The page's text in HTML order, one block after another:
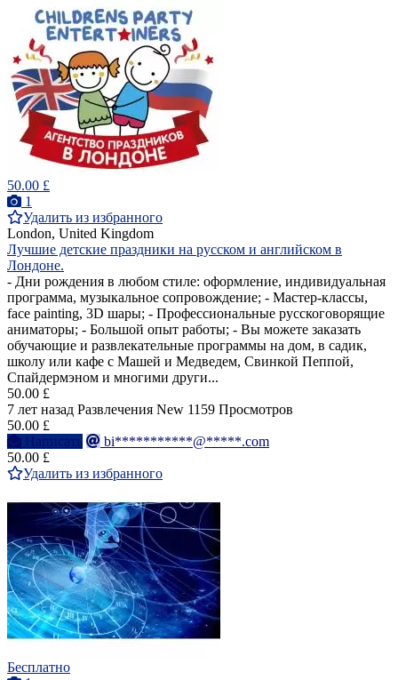
50.00 £
1
Удалить из избранного
London, United Kingdom
Лучшие детские праздники на русском и английском в
Лондоне.
- Дни рождения в любом стиле: оформление, индивидуальная
программа, музыкальное сопровождение; - Мастер-классы,
face painting, 3D шары; - Профессиональные русскоговорящие
аниматоры; - Большой опыт работы; - Вы можете заказать
обучающие и развлекательные программы на дом, в садик,
школу или кафе с Машей и Медведем, Свинкой Пеппой,
Спайдермэном и многими други...
50.00 £
7 лет назад Развлечения New 1159 Просмотров
50.00 £
Написать
bi***********@*****.com
50.00 £
Удалить из избранного
Бесплатно